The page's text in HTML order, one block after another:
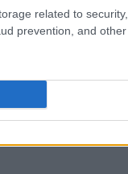
related to
prevention, and other